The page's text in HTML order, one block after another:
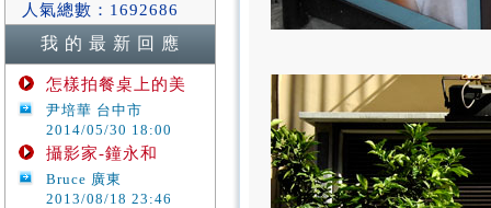
人氣總數：1692686
我 的 最 新 回 應
怎樣拍餐桌上的美
尹培華 台中市
2014/05/30 18:00
攝影家-鐘永和
Bruce 廣東
2013/08/18 23:46